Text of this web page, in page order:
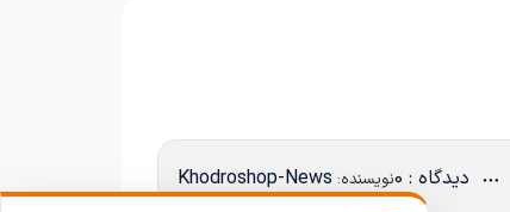
دیدگاه : 0 نویسنده: Khodroshop-News